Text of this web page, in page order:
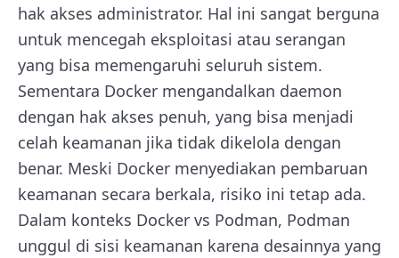
hak akses administrator. Hal ini sangat berguna
untuk mencegah eksploitasi atau serangan
yang bisa memengaruhi seluruh sistem.
Sementara Docker mengandalkan daemon
dengan hak akses penuh, yang bisa menjadi
celah keamanan jika tidak dikelola dengan
benar. Meski Docker menyediakan pembaruan
keamanan secara berkala, risiko ini tetap ada.
Dalam konteks Docker vs Podman, Podman
unggul di sisi keamanan karena desainnya yang